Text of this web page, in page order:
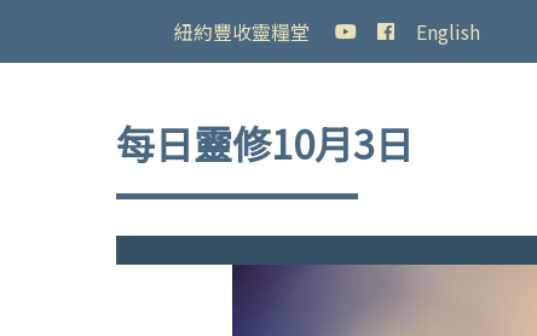
紐約豐收靈糧堂 English
每日靈修10月3日